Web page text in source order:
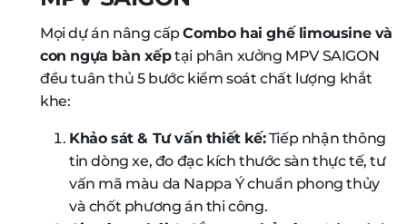
Mọi dự án nâng cấpCombo hai ghế limousine và
con ngựa bàn xếptại phân xưởng MPV SAIGON
đều tuân thủ 5 bước kiểm soát chất lượng khắt
khe:
Khảo sát & Tư vấn thiết kế:Tiếp nhận thông
tin dòng xe, đo đạc kích thước sàn thực tế, tư
vấn mã màu da Nappa Ý chuẩn phong thủy
và chốt phương án thi công.